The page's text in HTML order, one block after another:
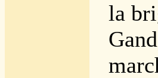
la